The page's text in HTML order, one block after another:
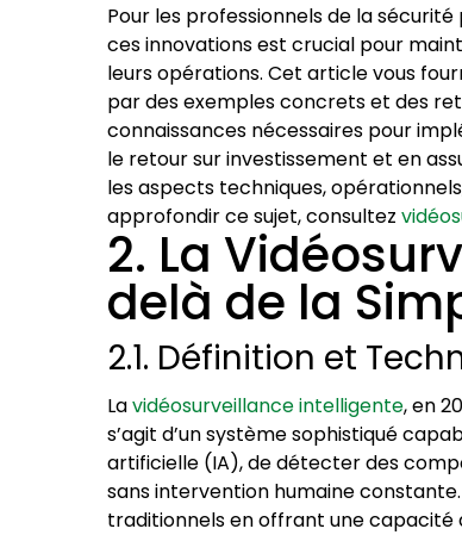
Pour les professionnels de la
ces innovations est crucial pour
leurs opérations. Cet article vous
par des exemples concrets et des
connaissances nécessaires pour
le retour sur investissement et en
les aspects techniques,
approfondir ce sujet, consultez
2. La
delà de la
2.1. Définition et
Lavidéosurveillance intelligente, en
s’agit d’un système sophistiqué
artificielle (IA), de détecter des
sans intervention humaine
traditionnels en offrant une